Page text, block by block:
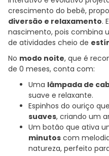
crescimento do bebê,
diversão e relaxamento.
nascimento, pois combina
de atividades cheio de
No modo noite, que é
de 0 meses, conta com:
Uma lâmpada de
suave e relaxante.
Espinhos do ouriço
suaves, criando um
Um botão que ativa
minutos com
natureza, perfeito